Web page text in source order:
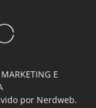
E
por Nerdweb.